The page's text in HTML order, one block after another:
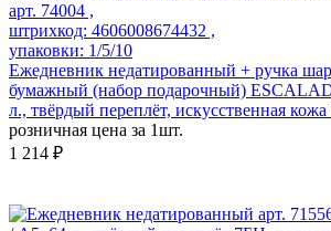
арт. 74004 ,
штрихкод: 4606008674432 ,
упаковки: 1/5/10
Ежедневник недатированный + ручка
бумажный (набор подарочный)
л., твёрдый переплёт, искусственная
розничная цена за 1шт.
1 214 ₽